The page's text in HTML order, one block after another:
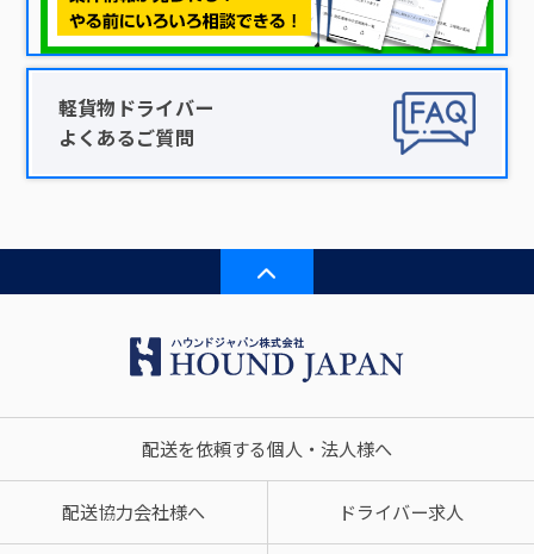
軽貨物ドライバー
よくあるご質問
配送を依頼する個人・法人様へ
配送協力会社様へ ドライバー求人